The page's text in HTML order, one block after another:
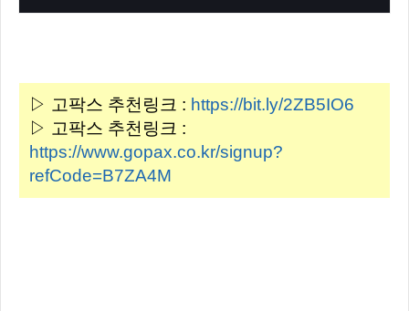
▷ 고팍스 추천링크 : https://bit.ly/2ZB5IO6
▷ 고팍스 추천링크 :
https://www.gopax.co.kr/signup?
refCode=B7ZA4M